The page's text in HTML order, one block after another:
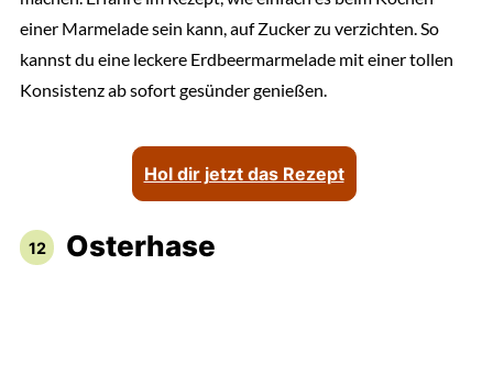
einer Marmelade sein kann, auf Zucker zu verzichten. So
kannst du eine leckere Erdbeermarmelade mit einer tollen
Konsistenz ab sofort gesünder genießen.
Hol dir jetzt das Rezept
Osterhase